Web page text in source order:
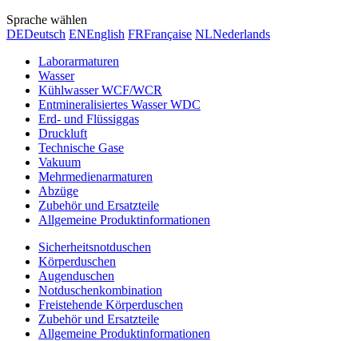
Sprache wählen
DEDeutsch ENEnglish FRFrançaise NLNederlands
Laborarmaturen
Wasser
Kühlwasser WCF/WCR
Entmineralisiertes Wasser WDC
Erd- und Flüssiggas
Druckluft
Technische Gase
Vakuum
Mehrmedienarmaturen
Abzüge
Zubehör und Ersatzteile
Allgemeine Produktinformationen
Sicherheitsnotduschen
Körperduschen
Augenduschen
Notduschenkombination
Freistehende Körperduschen
Zubehör und Ersatzteile
Allgemeine Produktinformationen